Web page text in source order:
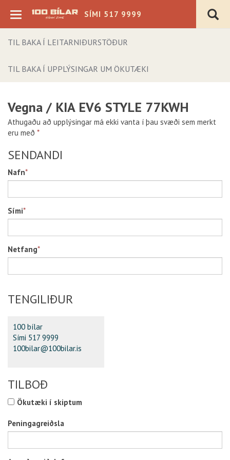
SÍMI 517 9999
Verð þ.kr.
Árgerð
Akstur þ.km.
Sjálfskipting
Á staðnum
Flott verð
Bensín
Hybrid
TIL BAKA Í LEITARNIÐURSTÖÐUR
TIL BAKA Í UPPLÝSINGAR UM ÖKUTÆKI
Vegna / KIA EV6 STYLE 77KWH
Athugaðu að upplýsingar má ekki vanta í þau svæði sem merkt
eru með *
SENDANDI
Nafn*
Sími*
Netfang*
TENGILIÐUR
100 bílar
Sími 517 9999
100bilar@100bilar.is
TILBOÐ
Ökutæki í skiptum
Peningagreiðsla